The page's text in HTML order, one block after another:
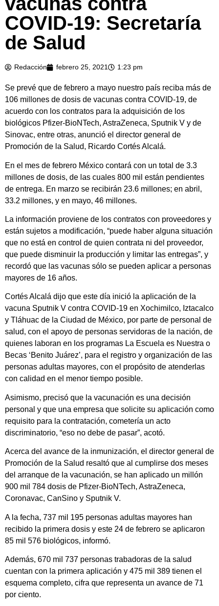
COVID-19: Secretaría
de Salud
Redacción febrero 25, 2021 1:23 pm
Se prevé que de febrero a mayo nuestro país reciba más de
106 millones de dosis de vacunas contra COVID-19, de
acuerdo con los contratos para la adquisición de los
biológicos Pfizer-BioNTech, AstraZeneca, Sputnik V y de
Sinovac, entre otras, anunció el director general de
Promoción de la Salud, Ricardo Cortés Alcalá.
En el mes de febrero México contará con un total de 3.3
millones de dosis, de las cuales 800 mil están pendientes
de entrega. En marzo se recibirán 23.6 millones; en abril,
33.2 millones, y en mayo, 46 millones.
La información proviene de los contratos con proveedores y
están sujetos a modificación, “puede haber alguna situación
que no está en control de quien contrata ni del proveedor,
que puede disminuir la producción y limitar las entregas”, y
recordó que las vacunas sólo se pueden aplicar a personas
mayores de 16 años.
Cortés Alcalá dijo que este día inició la aplicación de la
vacuna Sputnik V contra COVID-19 en Xochimilco, Iztacalco
y Tláhuac de la Ciudad de México, por parte de personal de
salud, con el apoyo de personas servidoras de la nación, de
quienes laboran en los programas La Escuela es Nuestra o
Becas ‘Benito Juárez’, para el registro y organización de las
personas adultas mayores, con el propósito de atenderlas
con calidad en el menor tiempo posible.
Asimismo, precisó que la vacunación es una decisión
personal y que una empresa que solicite su aplicación como
requisito para la contratación, cometería un acto
discriminatorio, “eso no debe de pasar”, acotó.
Acerca del avance de la inmunización, el director general de
Promoción de la Salud resaltó que al cumplirse dos meses
del arranque de la vacunación, se han aplicado un millón
900 mil 784 dosis de Pfizer-BioNTech, AstraZeneca,
Coronavac, CanSino y Sputnik V.
A la fecha, 737 mil 195 personas adultas mayores han
recibido la primera dosis y este 24 de febrero se aplicaron
85 mil 576 biológicos, informó.
Además, 670 mil 737 personas trabadoras de la salud
cuentan con la primera aplicación y 475 mil 389 tienen el
esquema completo, cifra que representa un avance de 71
por ciento.